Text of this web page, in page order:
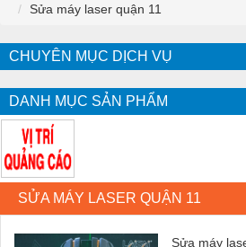
Sửa máy laser quận 11
CHUYÊN MỤC DỊCH VỤ
DANH MỤC SẢN PHẨM
SỬA MÁY LASER QUẬN 11
Sửa máy